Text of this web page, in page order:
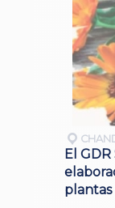
El
plantas